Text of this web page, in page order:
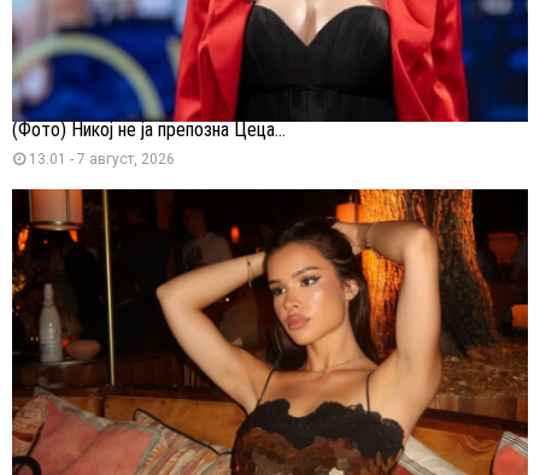
(Фото) Никој не ја препозна Цеца...
13:01 - 7 август, 2026